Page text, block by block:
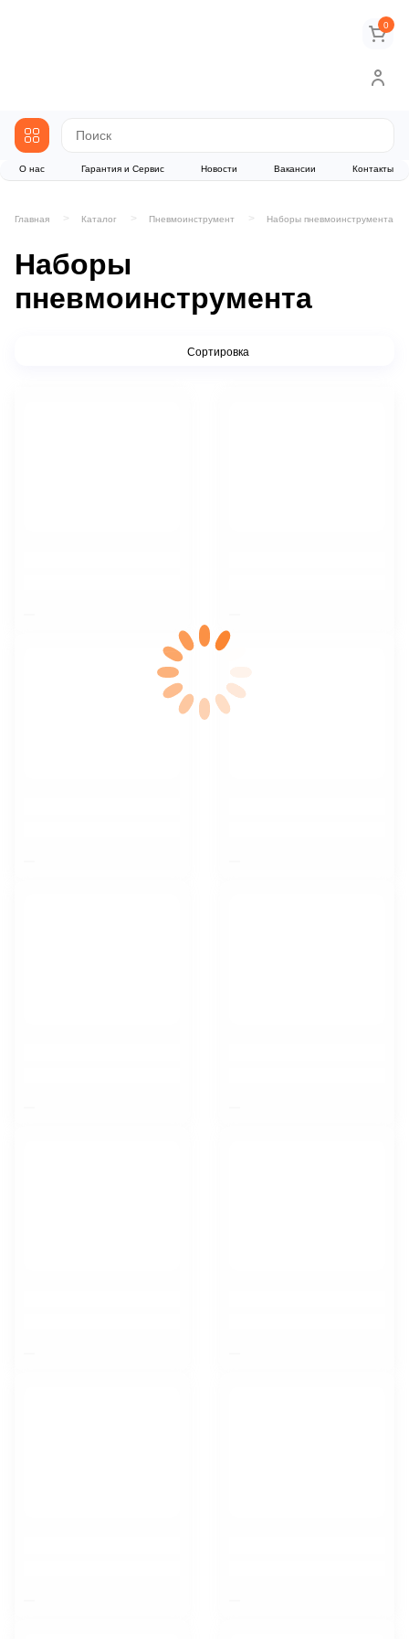
0
О нас Гарантия и Сервис Новости Вакансии Контакты
Главная Каталог Пневмоинструмент Наборы пневмоинструмента
Наборы
пневмоинструмента
Сортировка